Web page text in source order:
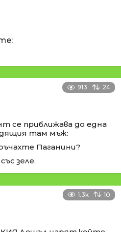
913 24
се приближава до една
там мъж:
Паганини?
зеле.
1.3k 10